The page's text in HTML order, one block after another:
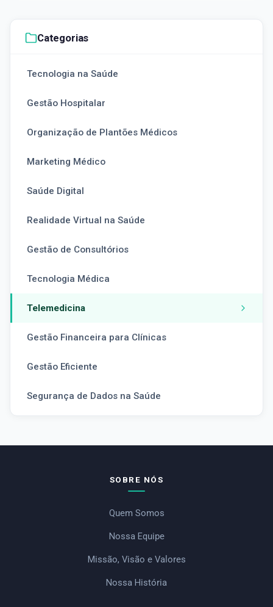
Categorias
Tecnologia na Saúde
Gestão Hospitalar
Organização de Plantões Médicos
Marketing Médico
Saúde Digital
Realidade Virtual na Saúde
Gestão de Consultórios
Tecnologia Médica
Telemedicina
Gestão Financeira para Clínicas
Gestão Eficiente
Segurança de Dados na Saúde
SOBRE NÓS
Quem Somos
Nossa Equipe
Missão, Visão e Valores
Nossa História